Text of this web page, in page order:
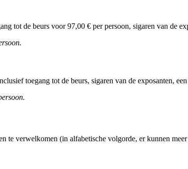
tot de beurs voor 97,00 € per persoon, sigaren van de
toegang tot de beurs, sigaren van de exposanten,
te verwelkomen (in alfabetische volgorde, er kunnen